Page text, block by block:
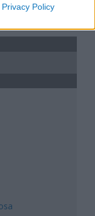
Privacy Policy